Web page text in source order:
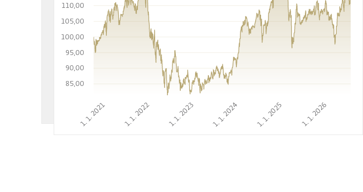
1. 1. 2021 1. 1. 2022 1. 1. 2023 1. 1. 2024 1. 1. 2025 1. 1. 2026
85,00
90,00
95,00
100,00
105,00
110,00